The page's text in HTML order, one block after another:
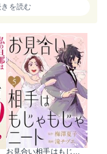
きを読む
お見合い相手はもじゃもじゃニート